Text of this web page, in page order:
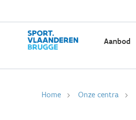
Aanbod
Home Onze centra